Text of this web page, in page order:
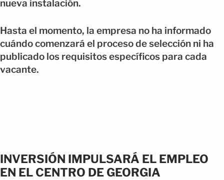
nueva instalación.
Hasta el momento, la empresa no ha informado
cuándo comenzará el proceso de selección ni ha
publicado los requisitos específicos para cada
vacante.
INVERSIÓN IMPULSARÁ EL EMPLEO
EN EL CENTRO DE GEORGIA